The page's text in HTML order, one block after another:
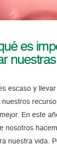
es
escaso y
nuestros
En este
nosotros
nuestra vida.